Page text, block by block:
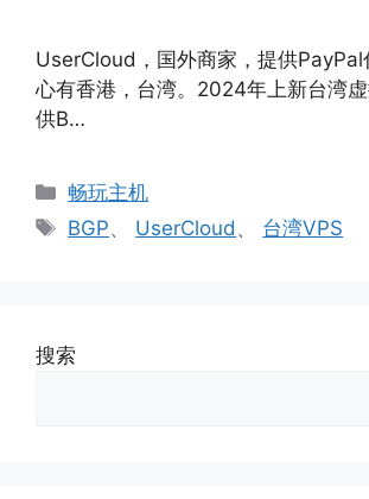
UserCloud，国外商家，提供PayPal
心有香港，台湾。2024年上新台湾
供B…
分
类
畅玩主机
标
BGP、 UserCloud 、 台湾VPS
搜索